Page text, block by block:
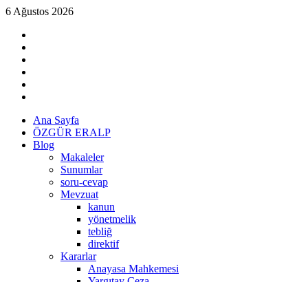
Skip
content
6 Ağustos 2026
Primary
Menu
Ana Sayfa
ÖZGÜR ERALP
Blog
Makaleler
Sunumlar
soru-cevap
Mevzuat
kanun
yönetmelik
tebliğ
direktif
Kararlar
Anayasa Mahkemesi